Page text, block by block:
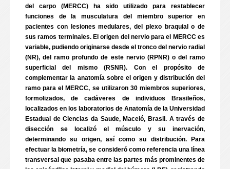
del carpo (MERCC) ha sido utilizado para restablecer
funciones de la musculatura del miembro superior en
pacientes con lesiones medulares, del plexo braquial o de
sus ramos terminales. El origen del nervio para el MERCC es
variable, pudiendo originarse desde el tronco del nervio radial
(NR), del ramo profundo de este nervio (RPNR) o del ramo
superficial del mismo (RSNR). Con el propósito de
complementar la anatomía sobre el origen y distribución del
ramo para el MERCC, se utilizaron 30 miembros superiores,
formolizados, de cadáveres de individuos Brasileños,
localizados en los laboratorios de Anatomía de la Universidad
Estadual de Ciencias da Saude, Maceió, Brasil. A través de
disección se localizó el músculo y su inervación,
determinando su origen, así como su distribución. Para
efectuar la biometría, se consideró como referencia una línea
transversal que pasaba entre las partes más prominentes de